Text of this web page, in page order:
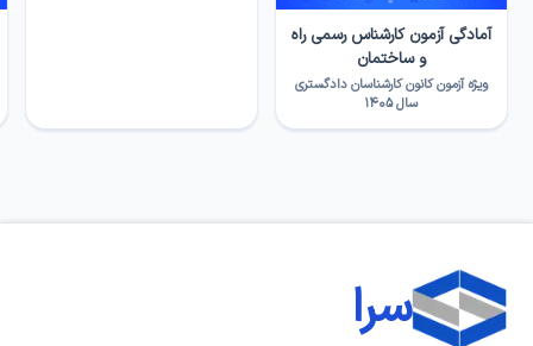
آمادگی آزمون کارشناس رسمی راه
و ساختمان
ویژه آزمون کانون کارشناسان دادگستری
سال ۱۴۰۵
سرا